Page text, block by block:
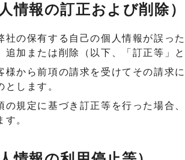
情報の訂正および削除）
社の保有する自己の個人情報が誤っ
追加または削除（以下、「訂正等」
様から前項の請求を受けてその請求
とします。
の規定に基づき訂正等を行った場合
す。